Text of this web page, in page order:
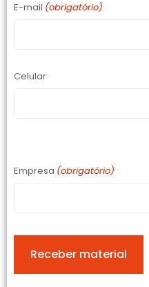
E-mail (obrigatório)
Celular
Empresa (obrigatório)